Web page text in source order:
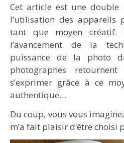
Cet article est une
l’utilisation des appareils
tant que moyen créatif.
l’avancement de la
puissance de la photo
photographes
s’exprimer grâce à ce
authentique…
Du coup, vous vous
m’a fait plaisir d’être choisi